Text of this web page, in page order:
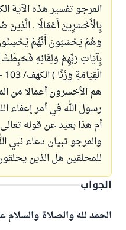
المرجو تفسير هذه الآية
بِالْأَخْسَرِينَ أَعْمَالًا .
وَهُمْ يَحْسَبُونَ أَنَّهُمْ
بِآيَاتِ رَبِّهِمْ وَلِقَائِهِ فَحَبِطَتْ
هم الأخسرون أعمالا من
رسول الله في أمر إعفاء
أم هذا بعيد عن قوله
والمرجو تبيان دعاء نبي
للمحلقين هل الذين
الجواب
الحمد لله والصلاة